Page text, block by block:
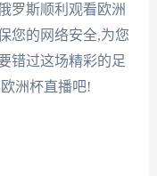
罗斯顺利观看欧洲
您的网络安全,为您
错过这场精彩的足
洲杯直播吧!